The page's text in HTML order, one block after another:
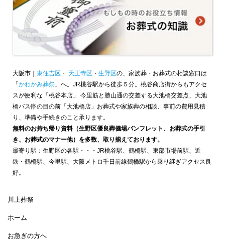
大阪市｜ 東住吉区 ・ 天王寺区 ・ 生野区の、家族葬・お葬式の相談窓口は
「かわかみ葬祭 」へ。JR桃谷駅から徒歩５分。桃谷商店街からもアクセ
スが便利な「桃谷本店」 今里筋と勝山通の交差する大池橋交差点、大池
橋バス停の目の前「大池橋店」お葬式や家族葬の相談、事前の費用見積
り、準備や手続きのこと承ります。
無料のお持ち帰り資料（生野区優良葬儀場パンフレット、お葬式の手引
き、お葬式のマナー他）を多数、取り揃えております。
最寄り駅：生野区の各駅・・・JR桃谷駅、鶴橋駅、東部市場前駅、近
鉄・鶴橋駅、今里駅、大阪メトロ千日前線鶴橋駅から乗り継ぎアクセス良
好。
川上葬祭
ホーム
お急ぎの方へ